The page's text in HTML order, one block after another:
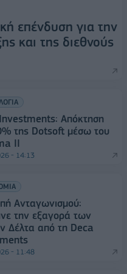
επένδυση για την
και της διεθνούς
Απόκτηση
της Dotsoft μέσω του
II
- 14:13
Ανταγωνισμού:
την εξαγορά των
Δέλτα από τη Deca
- 11:48